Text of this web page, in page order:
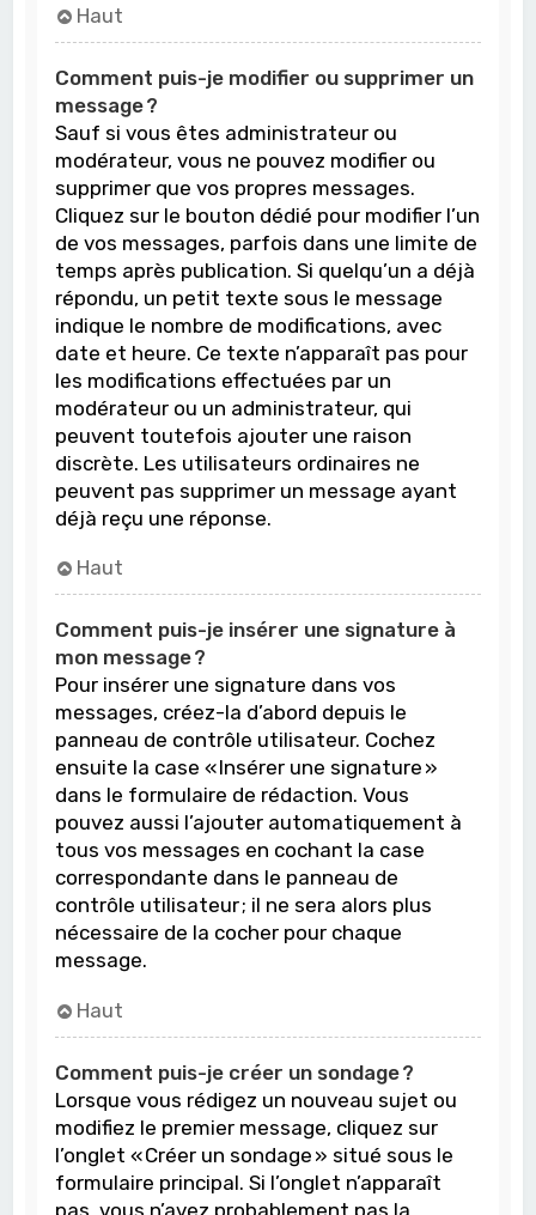
Haut
Comment puis-je modifier ou supprimer un
message ?
Sauf si vous êtes administrateur ou
modérateur, vous ne pouvez modifier ou
supprimer que vos propres messages.
Cliquez sur le bouton dédié pour modifier l’un
de vos messages, parfois dans une limite de
temps après publication. Si quelqu’un a déjà
répondu, un petit texte sous le message
indique le nombre de modifications, avec
date et heure. Ce texte n’apparaît pas pour
les modifications effectuées par un
modérateur ou un administrateur, qui
peuvent toutefois ajouter une raison
discrète. Les utilisateurs ordinaires ne
peuvent pas supprimer un message ayant
déjà reçu une réponse.
Haut
Comment puis-je insérer une signature à
mon message ?
Pour insérer une signature dans vos
messages, créez-la d’abord depuis le
panneau de contrôle utilisateur. Cochez
ensuite la case « Insérer une signature »
dans le formulaire de rédaction. Vous
pouvez aussi l’ajouter automatiquement à
tous vos messages en cochant la case
correspondante dans le panneau de
contrôle utilisateur ; il ne sera alors plus
nécessaire de la cocher pour chaque
message.
Haut
Comment puis-je créer un sondage ?
Lorsque vous rédigez un nouveau sujet ou
modifiez le premier message, cliquez sur
l’onglet « Créer un sondage » situé sous le
formulaire principal. Si l’onglet n’apparaît
pas, vous n’avez probablement pas la